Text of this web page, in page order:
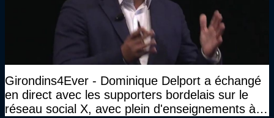
Girondins4Ever - Dominique Delport a échangé
en direct avec les supporters bordelais sur le
réseau social X, avec plein d'enseignements à la